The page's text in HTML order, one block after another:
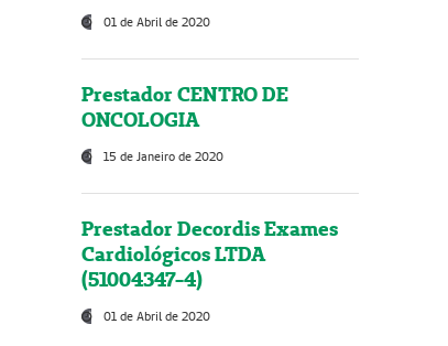
01 de Abril de 2020
Prestador CENTRO DE
ONCOLOGIA
15 de Janeiro de 2020
Prestador Decordis Exames
Cardiológicos LTDA
(51004347-4)
01 de Abril de 2020